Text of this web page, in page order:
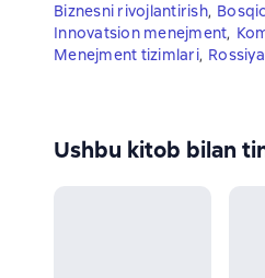
Biznesni rivojlantirish,
Innovatsion menejment,
Menejment tizimlari,
Ushbu kitob bilan